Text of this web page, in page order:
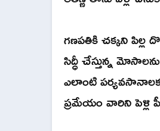
గణపతికి చక్కని
సిద్ధీ చేస్తున్న
ఎలాంటి
ప్రమేయం వారిని పెళ్లి